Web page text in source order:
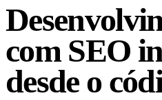
com SEO
desde o